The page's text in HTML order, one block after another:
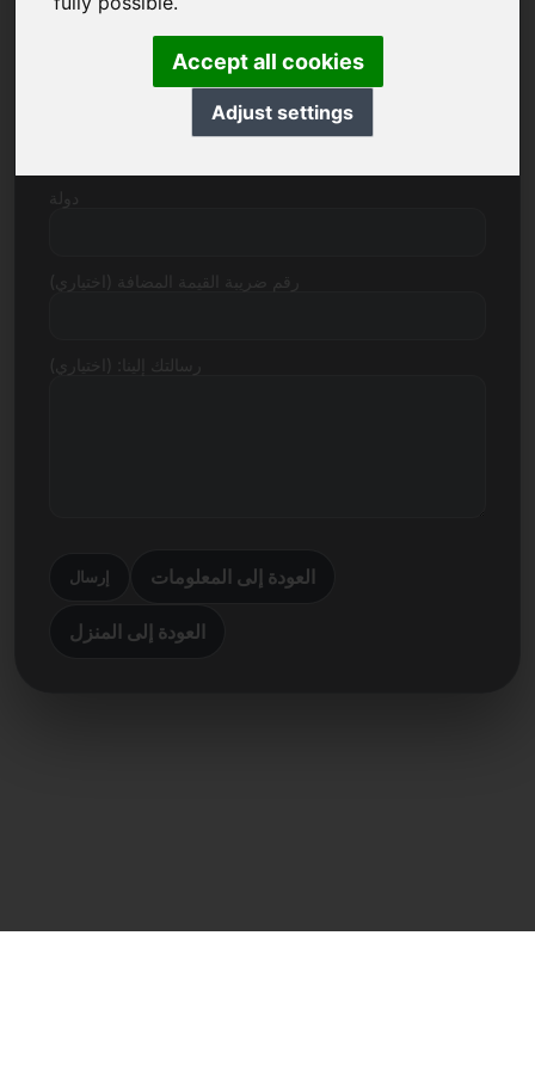
Accept all cookies
Adjust settings
إرسال العودة إلى المعلومات
العودة إلى المنزل